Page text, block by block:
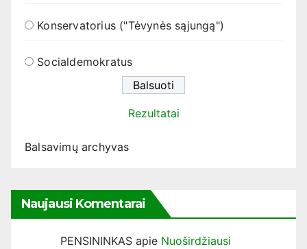
Konservatorius ("Tėvynės sąjungą")
Socialdemokratus
Rezultatai
Balsavimų archyvas
Naujausi Komentarai
PENSININKAS apie Nuoširdžiausi